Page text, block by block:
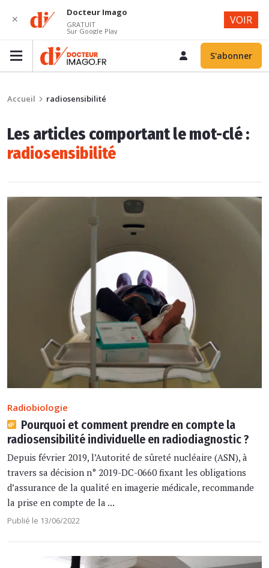
S'abonner
Accueil radiosensibilité
Les articles comportant le mot-clé :
radiosensibilité
Radiobiologie
Pourquoi et comment prendre en compte la
radiosensibilité individuelle en radiodiagnostic ?
Depuis février 2019, l’Autorité de sûreté nucléaire (ASN), à
travers sa décision n° 2019-DC-0660 fixant les obligations
d’assurance de la qualité en imagerie médicale, recommande
la prise en compte de la ...
Publié le 13/06/2022
✕
Docteur Imago
GRATUIT
Sur Google Play
VOIR